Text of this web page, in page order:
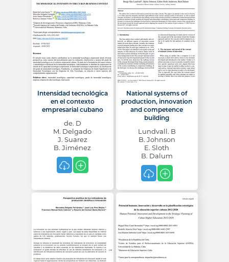
Intensidad tecnológica
en el contexto
empresarial cubano
de. D
M. Delgado
J. Suarez
B. Jiménez
National systems of
production, innovation
and competence
building
Lundvall. B
B. Johnson
E. Sloth
B. Dalum